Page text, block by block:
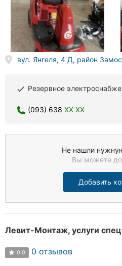
вул. Янгеля, 4 Д, район
done Резервное
(093) 638 XX XX
Не нашли
Вы можете
Добавить
Левит-Монтаж, услуги
0.0 0 отзывов